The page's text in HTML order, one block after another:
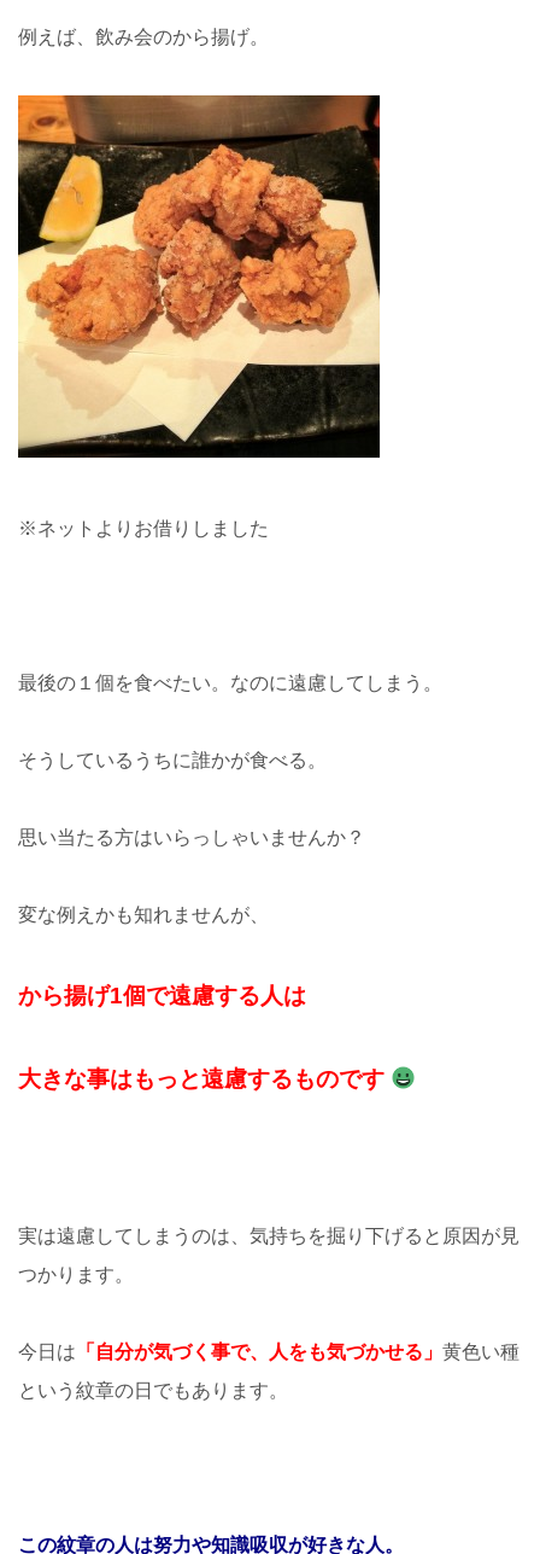
例えば、飲み会のから揚げ。
※ネットよりお借りしました
最後の１個を食べたい。 なのに遠慮してしまう。
そうしているうちに誰かが食べる。
思い当たる方はいらっしゃいませんか？
変な例えかも知れませんが、
から揚げ1個で遠慮する人は
大きな事はもっと遠慮するものです
実は遠慮してしまうのは、気持ちを掘り下げると原因が見
つかります。
今日は 「自分が気づく事で、人をも気づかせる」 黄色い種
という紋章の日でもあります。
この紋章の人は努力や知識吸収が好きな人。